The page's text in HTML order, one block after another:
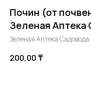
Почин (от
Зеленая Аптека
Зеленая Аптека Садовода
200,00 ₸